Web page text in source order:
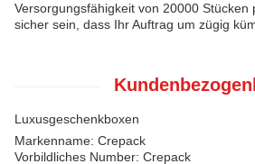
Versorgungsfähigkeit von 20000 Stücken
sicher sein, dass Ihr Auftrag um zügig
Luxusgeschenkboxen
Markenname: Crepack
Vorbildliches Number: Crepack